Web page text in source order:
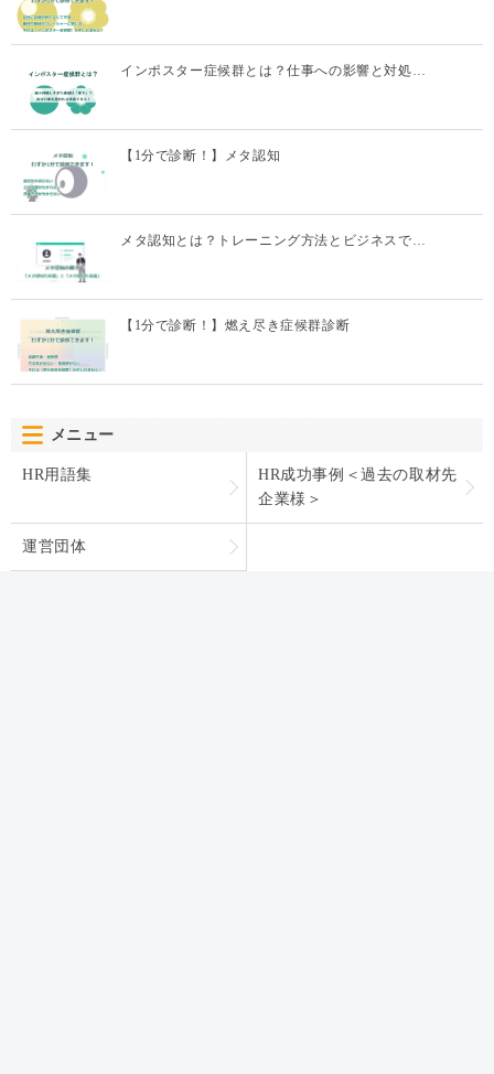
インポスター症候群とは？仕事への影響と対処…
【1分で診断！】メタ認知
メタ認知とは？トレーニング方法とビジネスで…
【1分で診断！】燃え尽き症候群診断
メニュー
HR用語集
HR成功事例＜過去の取材先
企業様＞
運営団体